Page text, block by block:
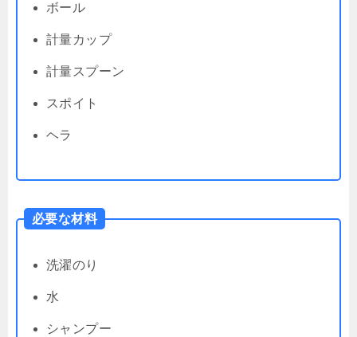
ボール
計量カップ
計量スプーン
スポイト
ヘラ
必要な材料
洗濯のり
水
シャンプー